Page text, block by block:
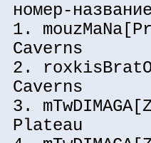
номер-
1.
Caverns
2.
Caverns
3.
Plateau